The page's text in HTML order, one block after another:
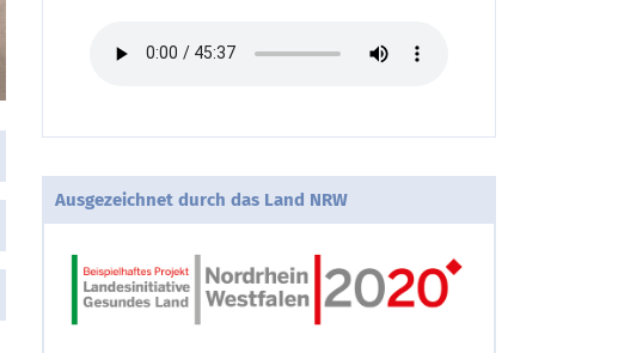
Ausgezeichnet durch das Land NRW